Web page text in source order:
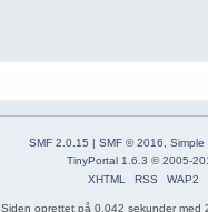
SMF 2.0.15 | SMF © 2016, Simple
TinyPortal 1.6.3 ©2005-
XHTML
RSS WAP2
Siden oprettet på 0.042 sekunder med